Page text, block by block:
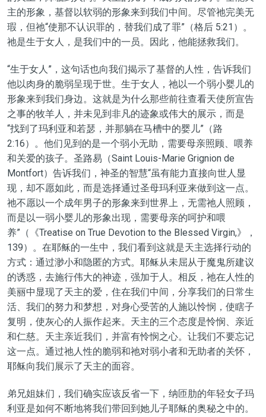
主的形象，基督以软弱的形象来到我们中间。 尽管祂完美无
瑕 ， 但祂“使那不认识罪的，替我们成了罪”（格后 5:21）。
祂是生于女人， 是我们中的一员。因此，他能拯救我们。
“生于女人”， 这句话也向我们揭示了基督的人性，告诉我们
他以肉身的脆弱呈现于世。生于女人， 祂以一个弱小婴儿的
形象来到我们身边。这就是为什么那些前往查看天使所宣告
之事的牧羊人， 并未见到 非凡的迹象或伟大的展示，而是
“找到了玛利亚和若瑟，并那躺在马槽中的婴儿”（路
2:16）。他们 见到的是一个弱小无助， 需要母亲照顾、喂养
和关爱的孩子。 圣路易 （Saint Louis-Marie Grignion de
Montfort） 告诉我们，神圣的智慧“虽有能力直接向世人显
现，却不愿如此，而是选择通过圣母玛利亚来做到这一点。
祂不愿以一个成年男子的形象来到世界上， 无需祂人照顾 ，
而是以一弱小婴儿的形象出现，需要母亲的呵护和喂
养”（《Treatise on True Devotion to the Blessed Virgin,》，
139）。在耶稣的一生中，我们看到这就是天主选择行动的
方式：通过渺小和隐匿的方式。耶稣从未屈从于魔鬼所建议
的诱惑，去施行伟大的神迹，强加于人。相反， 祂在人性的
美丽中显现了天主的爱，住在我们中间，分享我们的日常生
活、我们的努力和梦想，对身心受苦的人施以怜悯，使瞎子
复明，使灰心的人振作起来。天主的三个态度是怜悯、亲近
和仁慈。天主亲近我们， 并富有怜悯之心。让我们不要忘记
这一点。通过祂人性的脆弱和祂对弱小者和无助者的关怀，
耶稣向我们展示了天主的面容。
弟兄姐妹们，我们确实应该反省一下，纳匝肋的年轻女子玛
利亚是如何不断地将我们带回到她儿子耶稣的奥秘之中的。